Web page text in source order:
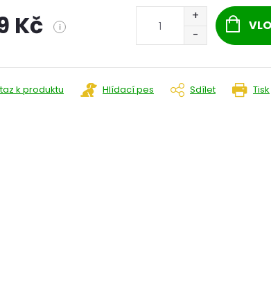
Kč i
Tisk
k produktu Hlídací pes Sdílet